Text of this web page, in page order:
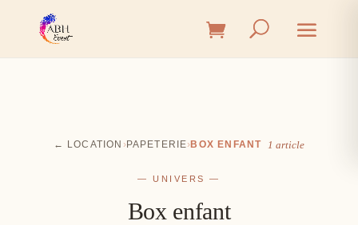
← LOCATION ›PAPETERIE›BOX ENFANT 1 article
— UNIVERS —
Box enfant